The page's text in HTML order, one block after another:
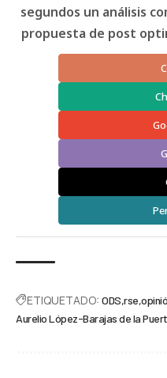
segundos un análisis
propuesta de post
ETIQUETADO: ODS rse
Aurelio López-Barajas de la